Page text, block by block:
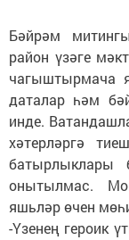
Бәйрәм
район үзәге
чагыштырмача
даталар һәм
инде.
хәтерләргә
батырлыклары
онытылмас.
яшьләр өчен
-Үзенең героик